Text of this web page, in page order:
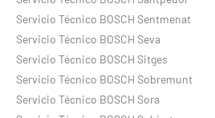
Servicio Técnico BOSCH Sentmenat
Servicio Técnico BOSCH Seva
Servicio Técnico BOSCH Sitges
Servicio Técnico BOSCH Sobremunt
Servicio Técnico BOSCH Sora